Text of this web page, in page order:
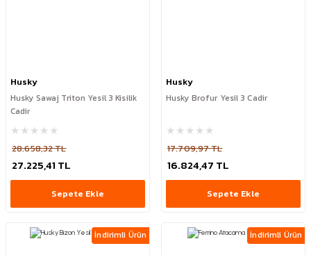
Husky
Husky Sawaj Triton Yesil 3 Kisilik
Cadir
28.658,32 TL
27.225,41 TL
Sepete Ekle
Husky
Husky Brofur Yesil 3 Cadir
17.709,97 TL
16.824,47 TL
Sepete Ekle
İndirimli Ürün İndirimli Ürün